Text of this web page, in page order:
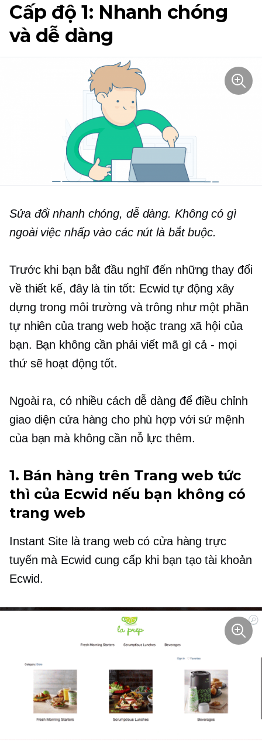
Cấp độ 1: Nhanh chóng
và dễ dàng
Sửa đổi nhanh chóng, dễ dàng. Không có gì
ngoài việc nhấp vào các nút là bắt buộc.
Trước khi bạn bắt đầu nghĩ đến những thay đổi
về thiết kế, đây là tin tốt: Ecwid tự động xây
dựng trong môi trường và trông như một phần
tự nhiên của trang web hoặc trang xã hội của
bạn. Bạn không cần phải viết mã gì cả - mọi
thứ sẽ hoạt động tốt.
Ngoài ra, có nhiều cách dễ dàng để điều chỉnh
giao diện cửa hàng cho phù hợp với sứ mệnh
của bạn mà không cần nỗ lực thêm.
1. Bán hàng trên Trang web tức
thì của Ecwid nếu bạn không có
trang web
Instant Site là trang web có cửa hàng trực
tuyến mà Ecwid cung cấp khi bạn tạo tài khoản
Ecwid.